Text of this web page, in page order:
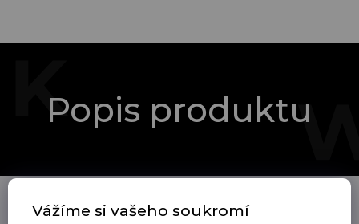
Vážíme si vašeho soukromí
Popis produktu
Popis produktu není dostupný